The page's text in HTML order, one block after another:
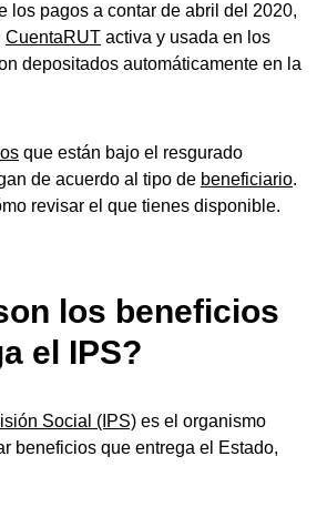
los pagos a contar de abril del 2020,
CuentaRUT activa y usada en los
depositados automáticamente en la
que están bajo el resgurado
de acuerdo al tipo de beneficiario.
revisar el que tienes disponible.
los beneficios
el IPS?
Social (IPS) es el organismo
beneficios que entrega el Estado,